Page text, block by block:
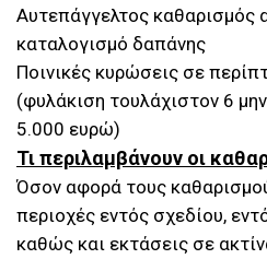
Αυτεπάγγελτος καθαρισμός
καταλογισμό δαπάνης
Ποινικές κυρώσεις σε
(φυλάκιση τουλάχιστον 6
5.000 ευρώ)
Τι περιλαμβάνουν οι
Όσον αφορά τους
περιοχές εντός σχεδίου,
καθώς και εκτάσεις σε